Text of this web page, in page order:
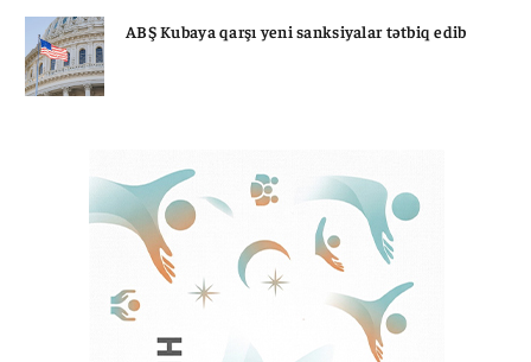
ABŞ Kubaya qarşı yeni sanksiyalar tətbiq edib